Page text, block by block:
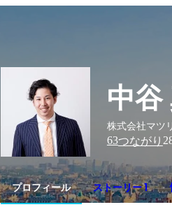
中谷
株式会社マツ
63つながり
プロフィール ストーリー 1